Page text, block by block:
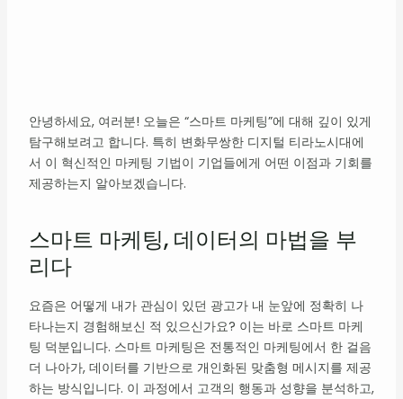
안녕하세요, 여러분! 오늘은 “스마트 마케팅”에 대해 깊이 있게
탐구해보려고 합니다. 특히 변화무쌍한 디지털 티라노시대에
서 이 혁신적인 마케팅 기법이 기업들에게 어떤 이점과 기회를
제공하는지 알아보겠습니다.
스마트 마케팅, 데이터의 마법을 부
리다
요즘은 어떻게 내가 관심이 있던 광고가 내 눈앞에 정확히 나
타나는지 경험해보신 적 있으신가요? 이는 바로 스마트 마케
팅 덕분입니다. 스마트 마케팅은 전통적인 마케팅에서 한 걸음
더 나아가, 데이터를 기반으로 개인화된 맞춤형 메시지를 제공
하는 방식입니다. 이 과정에서 고객의 행동과 성향을 분석하고,